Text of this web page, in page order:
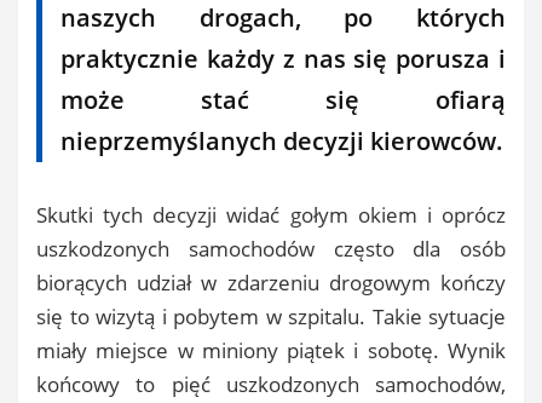
naszych drogach, po których
praktycznie każdy z nas się porusza i
może stać się ofiarą
nieprzemyślanych decyzji kierowców.
Skutki tych decyzji widać gołym okiem i oprócz
uszkodzonych samochodów często dla osób
biorących udział w zdarzeniu drogowym kończy
się to wizytą i pobytem w szpitalu. Takie sytuacje
miały miejsce w miniony piątek i sobotę. Wynik
końcowy to pięć uszkodzonych samochodów,